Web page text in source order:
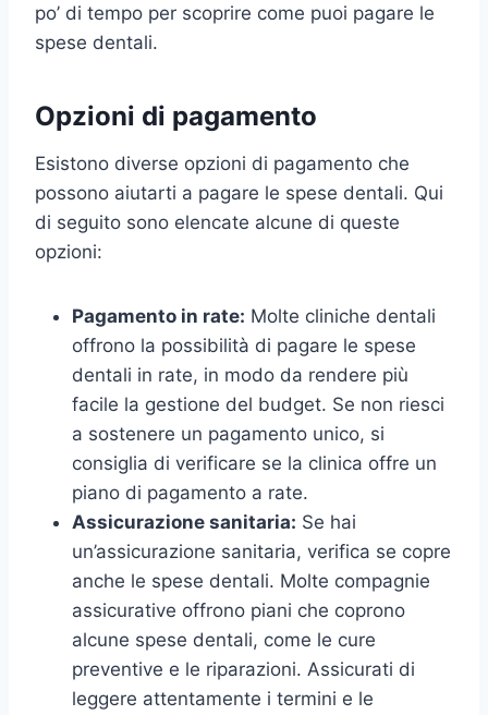
po’ di tempo per scoprire come puoi pagare le
spese dentali.
Opzioni di pagamento
Esistono diverse opzioni di pagamento che
possono aiutarti a pagare le spese dentali. Qui
di seguito sono elencate alcune di queste
opzioni:
Pagamento in rate: Molte cliniche dentali
offrono la possibilità di pagare le spese
dentali in rate, in modo da rendere più
facile la gestione del budget. Se non riesci
a sostenere un pagamento unico, si
consiglia di verificare se la clinica offre un
piano di pagamento a rate.
Assicurazione sanitaria: Se hai
un’assicurazione sanitaria, verifica se copre
anche le spese dentali. Molte compagnie
assicurative offrono piani che coprono
alcune spese dentali, come le cure
preventive e le riparazioni. Assicurati di
leggere attentamente i termini e le